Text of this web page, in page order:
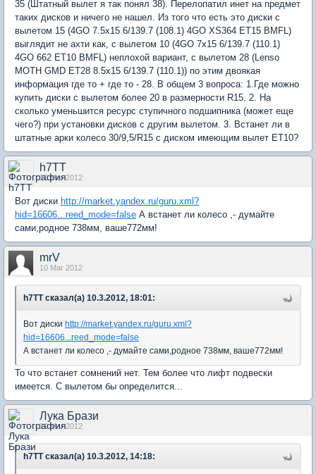
35 (Штатный вылет я так понял 38). Перелопатил инет на предмет
таких дисков и ничего не нашел. Из того что есть это диски с
вылетом 15 (4GO 7.5x15 6/139.7 (108.1) 4GO XS364 ET15 BMFL)
выглядит не ахти как, с вылетом 10 (4GO 7x15 6/139.7 (110.1)
4GO 662 ET10 BMFL) неплохой вариант, с вылетом 28 (Lenso
MOTH GMD ET28 8.5x15 6/139.7 (110.1)) по этим двоякая
информация где то + где то - 28. В общем 3 вопроса: 1.Где можно
купить диски с вылетом более 20 в размерности R15. 2. На
сколько уменьшится ресурс ступичного подшипника (может еще
чего?) при установки дисков с другим вылетом. 3. Встанет ли в
штатные арки колесо 30/9,5/R15 с диском имеющим вылет ЕТ10?
h7TT
10 Mar 2012
Вот диски http://market.yandex.ru/guru.xml?
hid=16606...reed_mode=false А встанет ли колесо ,- думайте
сами,родное 738мм, ваше772мм!
mrV
10 Mar 2012
h7TT сказал(а) 10.3.2012, 18:01:
Вот диски http://market.yandex.ru/guru.xml?
hid=16606...reed_mode=false
А встанет ли колесо ,- думайте сами,родное 738мм, ваше772мм!
То что встанет сомнений нет. Тем более что лифт подвески
имеется. С вылетом бы определится...
Лука Брази
10 Mar 2012
h7TT сказал(а) 10.3.2012, 14:18: